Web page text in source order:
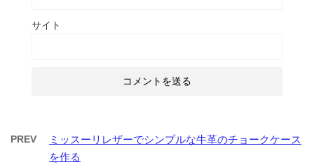
サイト
PREV
ミッスーリレザーでシンプルな牛革のチョークケース
を作る